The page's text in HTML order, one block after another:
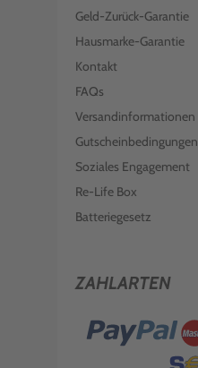
Geld-Zurück-Garantie
Hausmarke-Garantie
Kontakt
FAQs
Versandinformationen
Gutscheinbedingungen
Soziales Engagement
Re-Life Box
Batteriegesetz
ZAHLARTEN